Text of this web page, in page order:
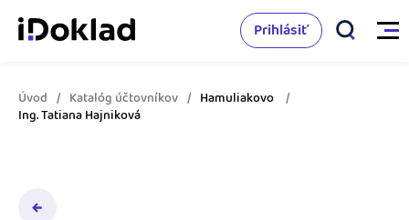
Vlastnosti
Správa kontaktov
Prihlásiť
Úvod Katalóg účtovníkov
Hamuliakovo
Ing. Tatiana Hajniková